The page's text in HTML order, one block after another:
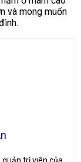
và mong muốn
trị viên của